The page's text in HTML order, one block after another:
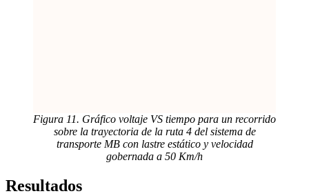
Figura 11. Gráfico voltaje VS tiempo para un recorrido
sobre la trayectoria de la ruta 4 del sistema de
transporte MB con lastre estático y velocidad
gobernada a 50 Km/h
Resultados